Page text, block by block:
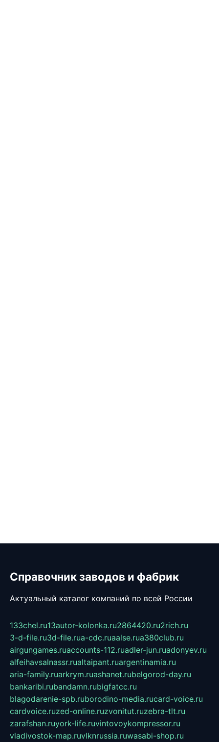
Справочник заводов и фабрик
Актуальный каталог компаний по всей России
133chel.ru13autor-kolonka.ru2864420.ru2rich.ru
3-d-file.ru3d-file.rua-cdc.ruaalse.rua380club.ru
airgungames.ruaccounts-112.ruadler-jun.ruadonyev.ru
alfeihavsalnassr.rualtaipant.ruargentinamia.ru
aria-family.ruarkrym.ruashanet.rubelgorod-day.ru
bankaribi.rubandamn.rubigfatcc.ru
blagodarenie-spb.ruborodino-media.rucard-voice.ru
cardvoice.ruzed-online.ruzvonitut.ruzebra-tlt.ru
zarafshan.ruyork-life.ruvintovoykompressor.ru
vladivostok-map.ruvlknrussia.ruwasabi-shop.ru